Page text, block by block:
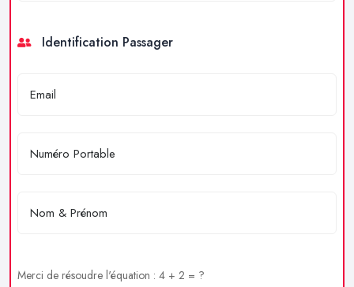
Identification Passager
Merci de résoudre l'équation : 4 + 2 = ?